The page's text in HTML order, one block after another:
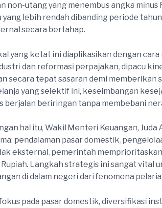
non-utang yang menembus angka
yang lebih rendah dibanding periode
secara bertahap.
yang ketat ini diaplikasikan dengan
dan reformasi perpajakan, dipacu
secara tepat sasaran demi
yang selektif ini, keseimbangan
berjalan beriringan tanpa membebani
hal itu, Wakil Menteri Keuangan,
pendalaman pasar domestik,
eksternal, pemerintah
Rupiah. Langkah strategis ini sangat vital
di dalam negeri dari fenomena
pada pasar domestik, diversifikasi